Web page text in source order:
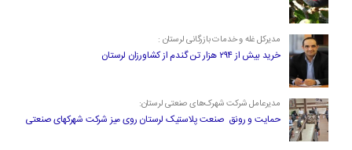
مدیرکل غله و خدمات بازرگانی لرستان :
خرید بیش از ۲۹۴ هزار تن گندم از کشاورزان لرستان
مدیرعامل شرکت شهرک‌های صنعتی لرستان:
حمایت و رونق صنعت پلاستیک لرستان روی میز شرکت شهرکهای صنعتی